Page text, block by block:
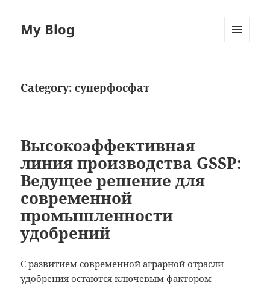
My Blog
Category:суперфосфат
Высокоэффективная
линия производства GSSP:
Ведущее решение для
современной
промышленности
удобрений
С развитием современной аграрной отрасли
удобрения остаются ключевым фактором